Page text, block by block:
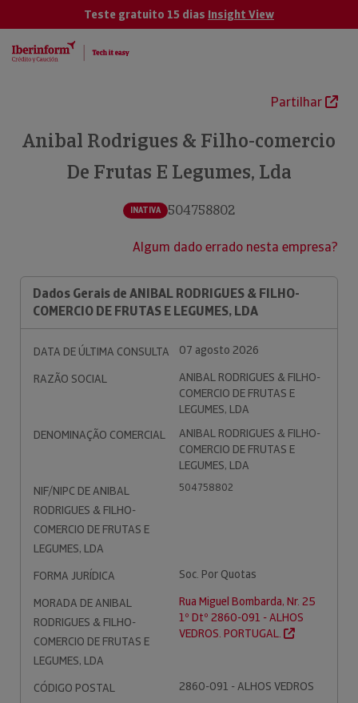
Teste gratuito 15 dias Insight View
Partilhar
Anibal Rodrigues & Filho-comercio
De Frutas E Legumes, Lda
INATIVA 504758802
Algum dado errado nesta empresa?
Dados Gerais de ANIBAL RODRIGUES & FILHO-
COMERCIO DE FRUTAS E LEGUMES, LDA
DATA DE ÚLTIMA CONSULTA
07 agosto 2026
RAZÃO SOCIAL
ANIBAL RODRIGUES & FILHO-
COMERCIO DE FRUTAS E
LEGUMES, LDA
DENOMINAÇÃO COMERCIAL
ANIBAL RODRIGUES & FILHO-
COMERCIO DE FRUTAS E
LEGUMES, LDA
NIF/NIPC DE ANIBAL
RODRIGUES & FILHO-
COMERCIO DE FRUTAS E
LEGUMES, LDA
504758802
FORMA JURÍDICA
Soc. Por Quotas
MORADA DE ANIBAL
RODRIGUES & FILHO-
COMERCIO DE FRUTAS E
LEGUMES, LDA
Rua Miguel Bombarda, Nr. 25
1º Dtº 2860-091 - ALHOS
VEDROS. PORTUGAL.
CÓDIGO POSTAL
2860-091 - ALHOS VEDROS